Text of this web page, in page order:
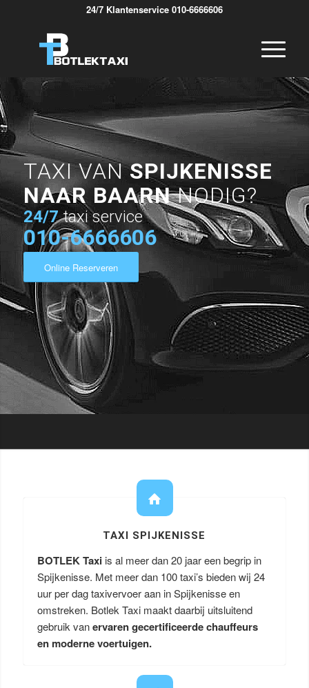
24/7 Klantenservice 010-6666606
TAXI VANSPIJKENISSE
NAAR BAARNNODIG?
24/7 taxi service
010-6666606
Online Reserveren
TAXI SPIJKENISSE
BOTLEK Taxi is al meer dan 20 jaar een begrip in
Spijkenisse. Met meer dan 100 taxi’s bieden wij 24
uur per dag taxivervoer aan in Spijkenisse en
omstreken. Botlek Taxi maakt daarbij uitsluitend
gebruik vanervaren gecertificeerde chauffeurs
en moderne voertuigen.